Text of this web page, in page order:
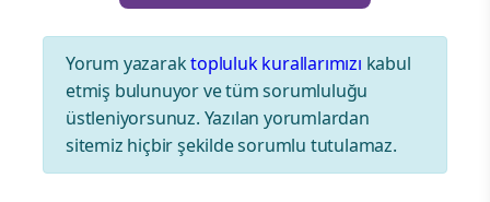
Yorum yazaraktopluluk kurallarımızı kabul
etmiş bulunuyor ve tüm sorumluluğu
üstleniyorsunuz. Yazılan yorumlardan
sitemiz hiçbir şekilde sorumlu tutulamaz.